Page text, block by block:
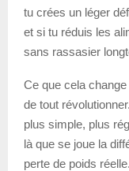
tu crées un léger
et si tu réduis les
sans rassasier
Ce que cela change
de tout
plus simple, plus
là que se joue la
perte de poids réelle.